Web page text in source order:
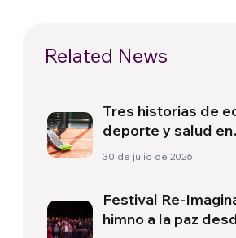
Related News
Tres historias de
deporte y salud en
Sudamérica
30 de julio de 2026
Festival Re-
himno a la paz